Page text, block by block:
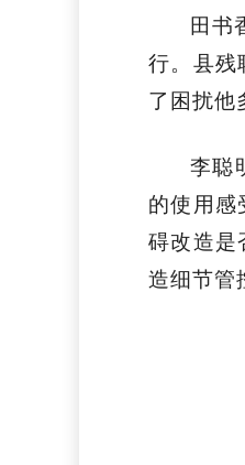
田书
行。县残
了困扰他
李聪
的使用感
碍改造是
造细节管